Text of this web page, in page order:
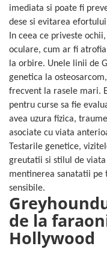
imediata si poate fi
dese si evitarea
In ceea ce priveste
oculare, cum ar fi
la orbire. Unele linii de
genetica la
frecvent la rasele mari.
pentru curse sa fie
avea uzura fizica,
asociate cu viata
Testarile genetice,
greutatii si stilul de
mentinerea sanatatii pe
sensibile.
de la
Hollywood